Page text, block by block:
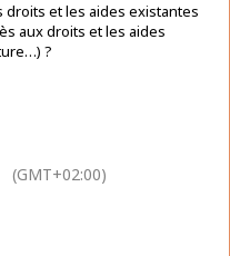
et les aides existantes
aux droits et les aides
?
(GMT+02:00)